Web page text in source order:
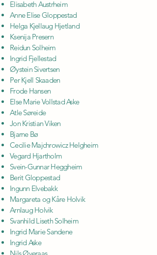
Elisabeth Austrheim
Anne Elise Gloppestad
Helga Kjellaug Hjetland
Ksenija Presern
Reidun Solheim
Ingrid Fjellestad
Øystein Sivertsen
Per Kjell Skaaden
Frode Hansen
Else Marie Vollstad Aske
Atle Søreide
Jon Kristian Viken
Bjarne Bø
Cecilie Majchrowicz Helgheim
Vegard Hjartholm
Svein-Gunnar Heggheim
Berit Gloppestad
Ingunn Elvebakk
Margareta og Kåre Holvik
Arnlaug Holvik
Svanhild Liseth Solheim
Ingrid Marie Sandene
Ingrid Aske